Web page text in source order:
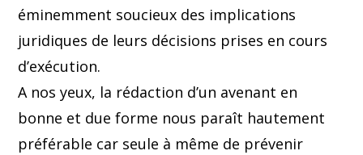
éminemment soucieux des implications
juridiques de leurs décisions prises en cours
d’exécution.
A nos yeux, la rédaction d’un avenant en
bonne et due forme nous paraît hautement
préférable car seule à même de prévenir